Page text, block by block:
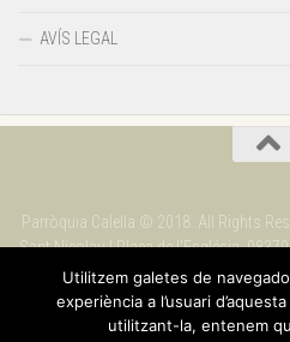
AVÍS LEGAL
Parròquia Calella © 2018. All Rights
Sant Nicolau | Plaça de l'Església.
937 69
Utilitzem galetes de
experiència a l’usuari
utilitzant-la, entenem